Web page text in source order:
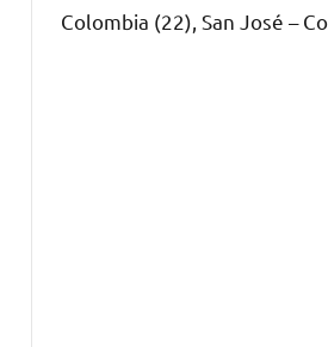
Colombia (22), San José –